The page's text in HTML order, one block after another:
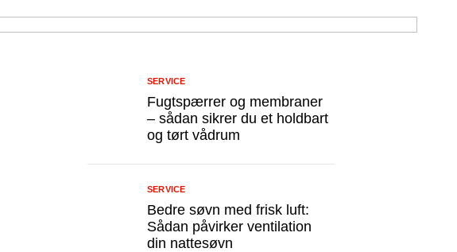
Fugtspærrer og membraner
– sådan sikrer du et holdbart
og tørt vådrum
SERVICE
Bedre søvn med frisk luft:
Sådan påvirker ventilation
din nattesøvn
SERVICE